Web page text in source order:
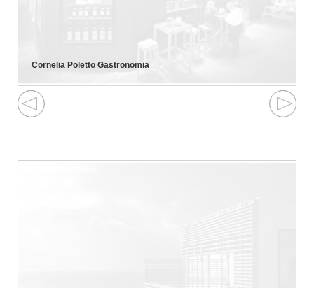
Cornelia Poletto Gastronomia